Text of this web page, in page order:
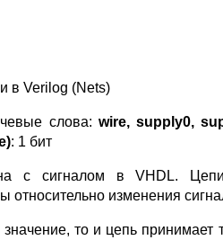
в Verilog (Nets)
слова: wire, supply0,
: 1 бит
с сигналом в VHDL. Цепи
изменения
то и цепь